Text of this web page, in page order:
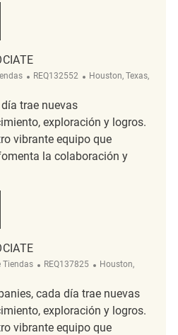
REQ143092
Associate
ReqId
REQ132552 Ubicación
Houston, Texas,
trae nuevas
exploración y logros.
vibrante equipo que
la colaboración y
REQ132552
Associate
Tiendas ReqId
REQ137825 Ubicación
Houston,
cada día trae nuevas
exploración y logros.
vibrante equipo que